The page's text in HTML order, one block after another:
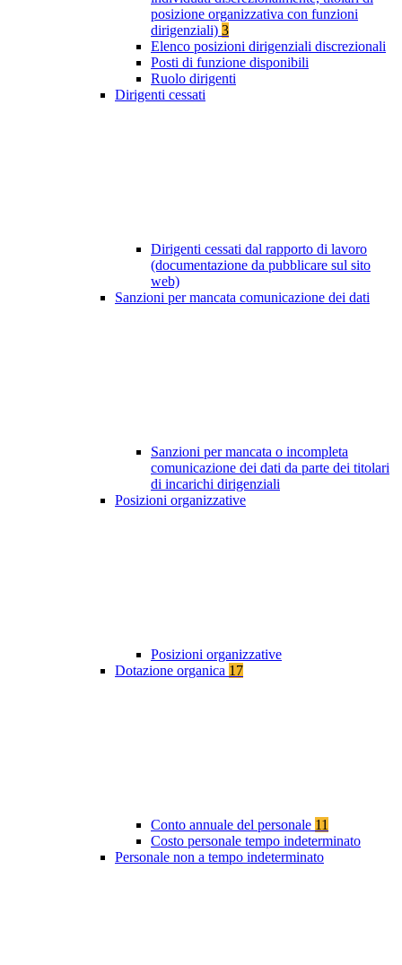
posizione organizzativa con funzioni
dirigenziali) 3
Elenco posizioni dirigenziali discrezionali
Posti di funzione disponibili
Ruolo dirigenti
Dirigenti cessati
Dirigenti cessati dal rapporto di lavoro
(documentazione da pubblicare sul sito
web)
Sanzioni per mancata comunicazione dei dati
Sanzioni per mancata o incompleta
comunicazione dei dati da parte dei titolari
di incarichi dirigenziali
Posizioni organizzative
Posizioni organizzative
Dotazione organica 17
Conto annuale del personale 11
Costo personale tempo indeterminato
Personale non a tempo indeterminato